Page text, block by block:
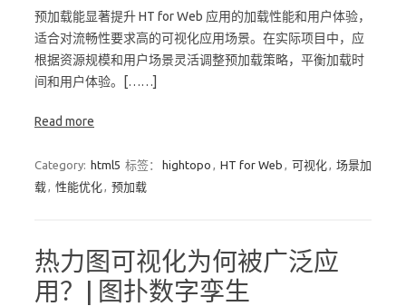
预加载能显著提升 HT for Web 应用的加载性能和用户体验，
适合对流畅性要求高的可视化应用场景。在实际项目中，应
根据资源规模和用户场景灵活调整预加载策略，平衡加载时
间和用户体验。[……]
Read more
Category: html5 标签： hightopo , HT for Web , 可视化, 场景加
载, 性能优化, 预加载
热力图可视化为何被广泛应
用？| 图扑数字孪生